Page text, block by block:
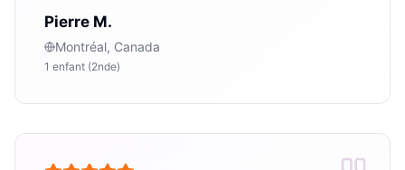
Pierre M.
Montréal, Canada
1 enfant (2nde)